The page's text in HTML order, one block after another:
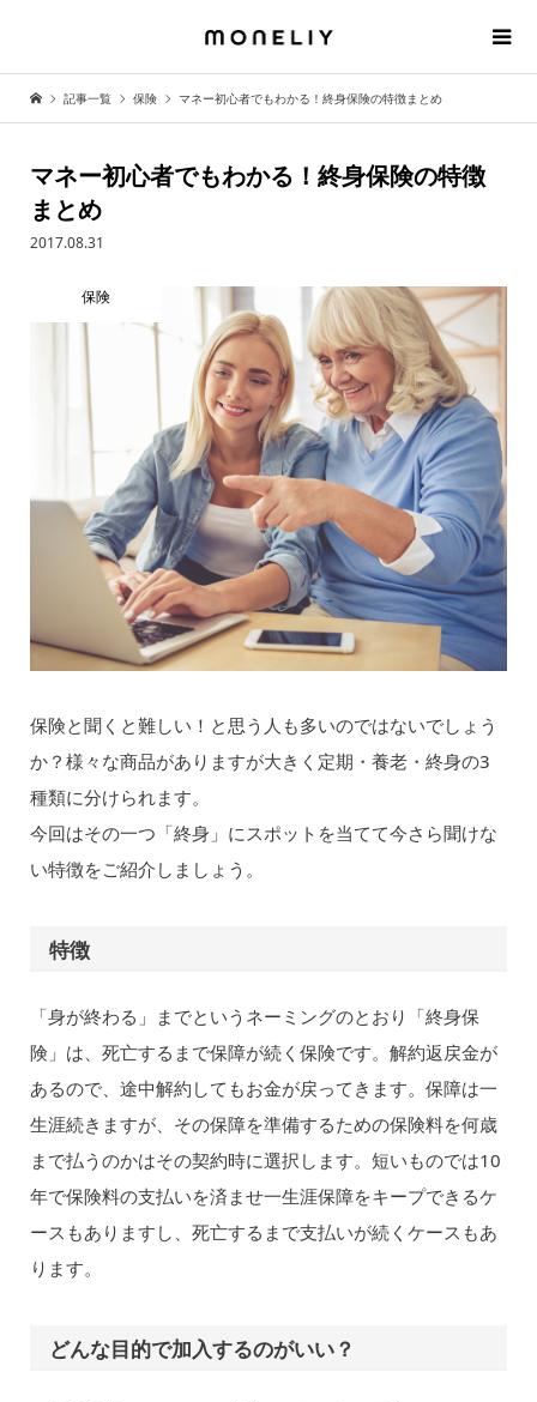
記事一覧 保険 マネー初心者でもわかる！終身保険の特徴まとめ
マネー初心者でもわかる！終身保険の特徴
まとめ
2017.08.31
保険
保険と聞くと難しい！と思う人も多いのではないでしょう
か？様々な商品がありますが大きく定期・養老・終身の3
種類に分けられます。
今回はその一つ「終身」にスポットを当てて今さら聞けな
い特徴をご紹介しましょう。
特徴
「身が終わる」までというネーミングのとおり「終身保
険」は、死亡するまで保障が続く保険です。解約返戻金が
あるので、途中解約してもお金が戻ってきます。保障は一
生涯続きますが、その保障を準備するための保険料を何歳
まで払うのかはその契約時に選択します。短いものでは10
年で保険料の支払いを済ませ一生涯保障をキープできるケ
ースもありますし、死亡するまで支払いが続くケースもあ
ります。
どんな目的で加入するのがいい？